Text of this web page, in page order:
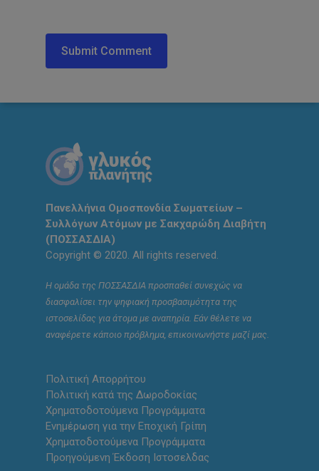
Πανελλήνια Ομοσπονδία Σωματείων –
Συλλόγων Ατόμων με Σακχαρώδη Διαβήτη
(ΠΟΣΣΑΣΔΙΑ)
Copyright © 2020. All rights reserved.
Η ομάδα της ΠΟΣΣΑΣΔΙΑ προσπαθεί συνεχώς να
διασφαλίσει την ψηφιακή προσβασιμότητα της
ιστοσελίδας για άτομα με αναπηρία. Εάν θέλετε να
αναφέρετε κάποιο πρόβλημα, επικοινωνήστε μαζί μας.
Πολιτική Απορρήτου
Πολιτική κατά της Δωροδοκίας
Χρηματοδοτούμενα Προγράμματα
Ενημέρωση για την Εποχική Γρίπη
Χρηματοδοτούμενα Προγράμματα
Προηγούμενη Έκδοση Ιστοσελδας